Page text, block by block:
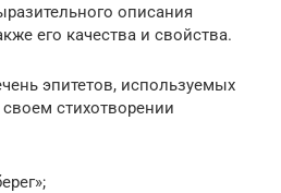
описания
его качества и свойства.
эпитетов, используемых
стихотворении